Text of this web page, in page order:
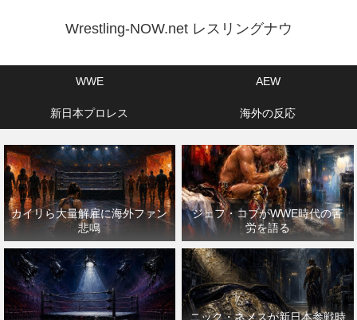
Wrestling-NOW.net レスリングナウ
WWE AEW
新日本プロレス 海外の反応
カイリら大量解雇に海外ファン
悲鳴
ジェフ・コブがWWE時代の苦
労を語る
ニック・ネメスが新日本参戦時